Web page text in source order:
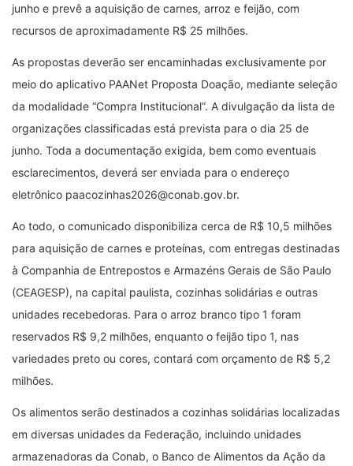
junho e prevê a aquisição de carnes, arroz e feijão, com
recursos de aproximadamente R$ 25 milhões.
As propostas deverão ser encaminhadas exclusivamente por
meio do aplicativo PAANet Proposta Doação, mediante seleção
da modalidade “Compra Institucional”. A divulgação da lista de
organizações classificadas está prevista para o dia 25 de
junho. Toda a documentação exigida, bem como eventuais
esclarecimentos, deverá ser enviada para o endereço
eletrônico paacozinhas2026@conab.gov.br.
Ao todo, o comunicado disponibiliza cerca de R$ 10,5 milhões
para aquisição de carnes e proteínas, com entregas destinadas
à Companhia de Entrepostos e Armazéns Gerais de São Paulo
(CEAGESP), na capital paulista, cozinhas solidárias e outras
unidades recebedoras. Para o arroz branco tipo 1 foram
reservados R$ 9,2 milhões, enquanto o feijão tipo 1, nas
variedades preto ou cores, contará com orçamento de R$ 5,2
milhões.
Os alimentos serão destinados a cozinhas solidárias localizadas
em diversas unidades da Federação, incluindo unidades
armazenadoras da Conab, o Banco de Alimentos da Ação da